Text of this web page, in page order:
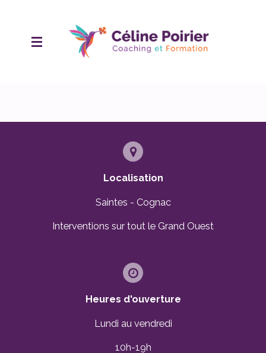
contenu
Localisation
Saintes - Cognac
Interventions sur tout le Grand Ouest
Heures d'ouverture
Lundi au vendredi
10h-19h